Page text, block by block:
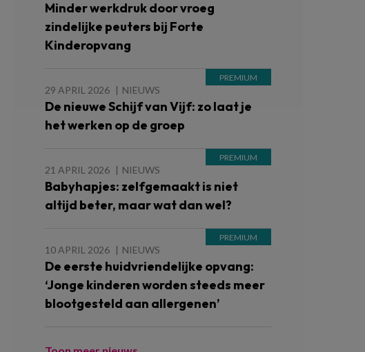
Minder werkdruk door vroeg
zindelijke peuters bij Forte
Kinderopvang
29 APRIL 2026 NIEUWS
De nieuwe Schijf van Vijf: zo laat je
het werken op de groep
21 APRIL 2026 NIEUWS
Babyhapjes: zelfgemaakt is niet
altijd beter, maar wat dan wel?
10 APRIL 2026 NIEUWS
De eerste huidvriendelijke opvang:
‘Jonge kinderen worden steeds meer
blootgesteld aan allergenen’